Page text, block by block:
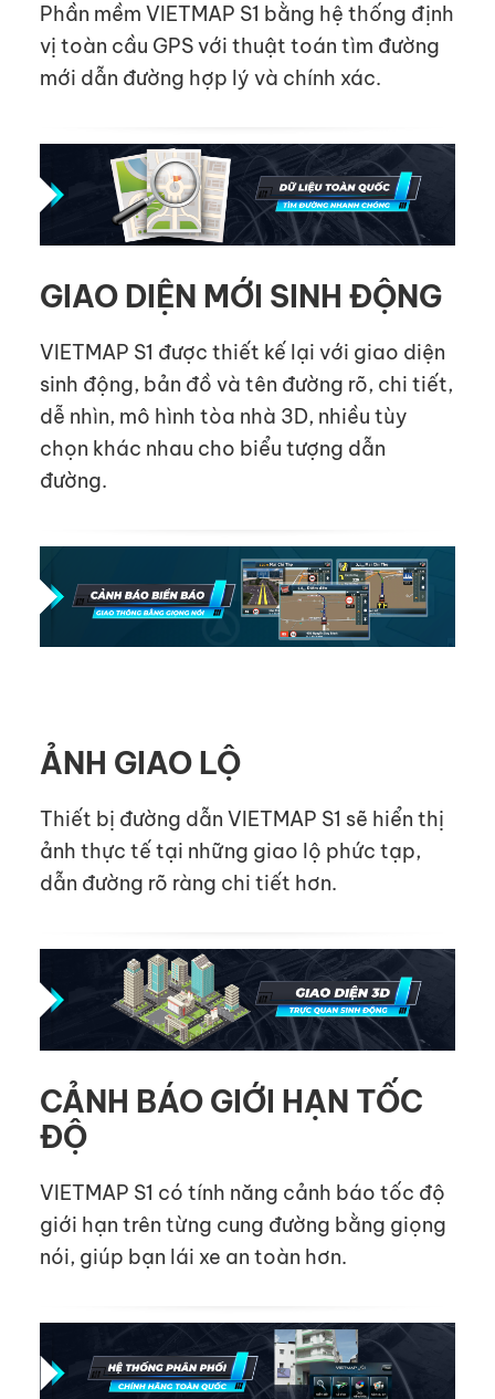
Phần mềm VIETMAP S1 bằng hệ thống định
vị toàn cầu GPS với thuật toán tìm đường
mới dẫn đường hợp lý và chính xác.
GIAO DIỆN MỚI SINH ĐỘNG
VIETMAP S1 được thiết kế lại với giao diện
sinh động, bản đồ và tên đường rõ, chi tiết,
dễ nhìn, mô hình tòa nhà 3D, nhiều tùy
chọn khác nhau cho biểu tượng dẫn
đường.
ẢNH GIAO LỘ
Thiết bị đường dẫn VIETMAP S1 sẽ hiển thị
ảnh thực tế tại những giao lộ phức tạp,
dẫn đường rõ ràng chi tiết hơn.
CẢNH BÁO GIỚI HẠN TỐC
ĐỘ
VIETMAP S1 có tính năng cảnh báo tốc độ
giới hạn trên từng cung đường bằng giọng
nói, giúp bạn lái xe an toàn hơn.